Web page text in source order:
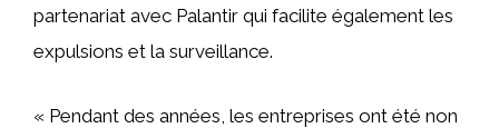
partenariat avec Palantir qui facilite également les
expulsions et la surveillance.
« Pendant des années, les entreprises ont été non